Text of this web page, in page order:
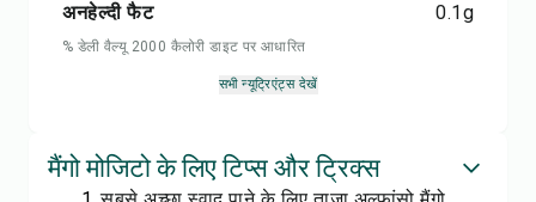
अनहेल्दी फैट
0.1g
% डेली वैल्यू 2000 कैलोरी डाइट पर आधारित
सभी न्यूट्रिएंट्स देखें
मैंगो मोजिटो के लिए टिप्स और ट्रिक्स